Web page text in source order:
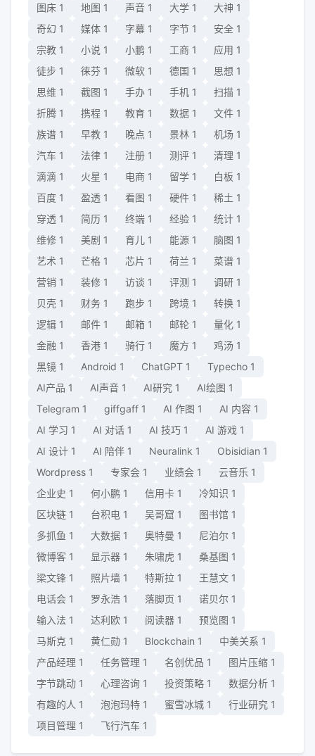
图床 1 地图 1 声音 1 大学 1 大神 1
奇幻 1 媒体 1 字幕 1 字节 1 安全 1
宗教 1 小说 1 小鹏 1 工商 1 应用 1
徒步 1 徕芬 1 微软 1 德国 1 思想 1
思维 1 截图 1 手办 1 手机 1 扫描 1
折腾 1 携程 1 教育 1 数据 1 文件 1
族谱 1 早教 1 晚点 1 景林 1 机场 1
汽车 1 法律 1 注册 1 测评 1 清理 1
滴滴 1 火星 1 电商 1 留学 1 白板 1
百度 1 盈透 1 看图 1 硬件 1 稀土 1
穿透 1 简历 1 终端 1 经验 1 统计 1
维修 1 美剧 1 育儿 1 能源 1 脑图 1
艺术 1 芒格 1 芯片 1 荷兰 1 菜谱 1
营销 1 装修 1 访谈 1 评测 1 调研 1
贝壳 1 财务 1 跑步 1 跨境 1 转换 1
逻辑 1 邮件 1 邮箱 1 邮轮 1 量化 1
金融 1 香港 1 骑行 1 魔方 1 鸡汤 1
黑镜 1 Android 1 ChatGPT 1 Typecho 1
AI产品 1 AI声音 1 AI研究 1 AI绘图 1
Telegram 1 giffgaff 1 AI 作图 1 AI 内容 1
AI 学习 1 AI 对话 1 AI 技巧 1 AI 游戏 1
AI 设计 1 AI 陪伴 1 Neuralink 1 Obisidian 1
Wordpress 1 专家会 1 业绩会 1 云音乐 1
企业史 1 何小鹏 1 信用卡 1 冷知识 1
区块链 1 台积电 1 吴哥窟 1 图书馆 1
多抓鱼 1 大数据 1 奥特曼 1 尼泊尔 1
微博客 1 显示器 1 朱啸虎 1 桑基图 1
梁文锋 1 照片墙 1 特斯拉 1 王慧文 1
电话会 1 罗永浩 1 落脚页 1 诺贝尔 1
输入法 1 达利欧 1 阅读器 1 预览图 1
马斯克 1 黄仁勋 1 Blockchain 1 中美关系 1
产品经理 1 任务管理 1 名创优品 1 图片压缩 1
字节跳动 1 心理咨询 1 投资策略 1 数据分析 1
有趣的人 1 泡泡玛特 1 蜜雪冰城 1 行业研究 1
项目管理 1 飞行汽车 1